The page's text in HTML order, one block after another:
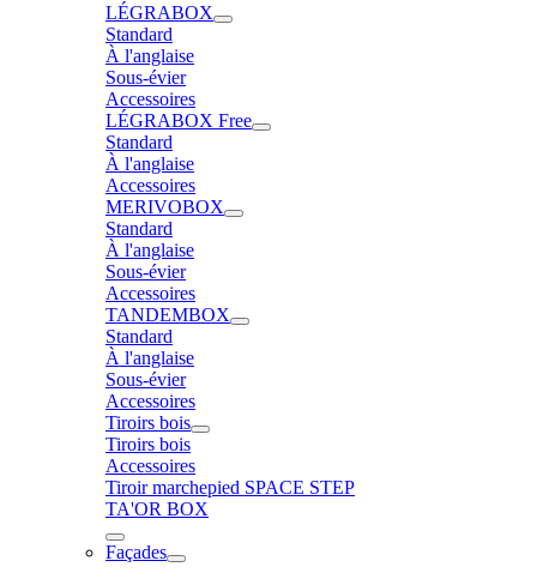
LÉGRABOX
Standard
À l'anglaise
Sous-évier
Accessoires
LÉGRABOX Free
Standard
À l'anglaise
Accessoires
MERIVOBOX
Standard
À l'anglaise
Sous-évier
Accessoires
TANDEMBOX
Standard
À l'anglaise
Sous-évier
Accessoires
Tiroirs bois
Tiroirs bois
Accessoires
Tiroir marchepied SPACE STEP
TA'OR BOX
Façades